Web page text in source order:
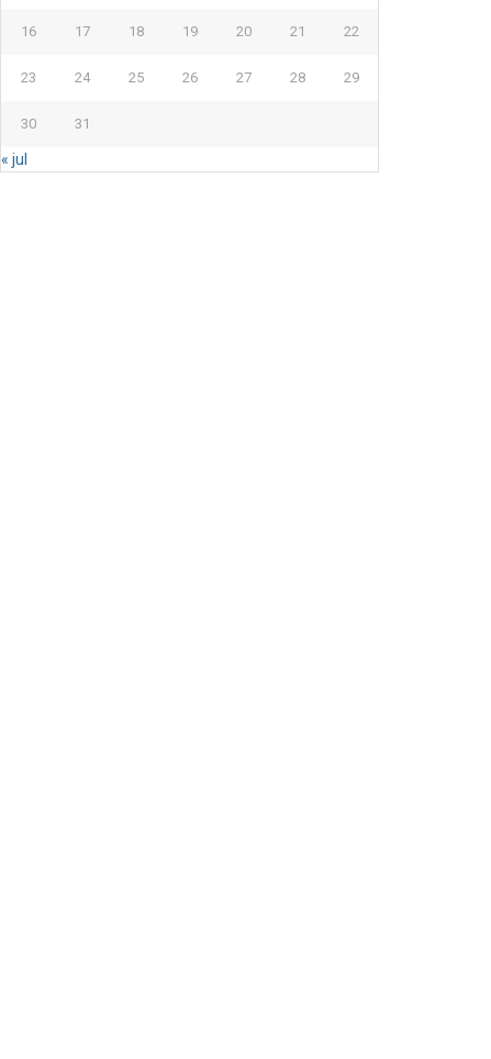
16 17 18 19 20 21 22
23 24 25 26 27 28 29
30 31
« jul